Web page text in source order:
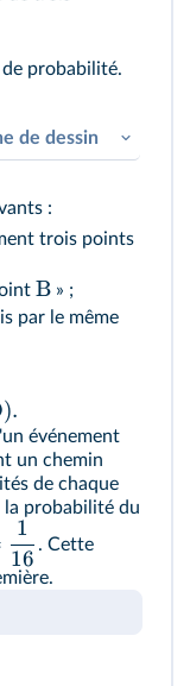
probabilité.
de dessin
:
trois points
B » ;
par le même
).
événement
un chemin
de chaque
la probabilité du
16
1
. Cette